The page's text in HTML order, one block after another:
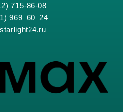
715-86-08
969–60–24